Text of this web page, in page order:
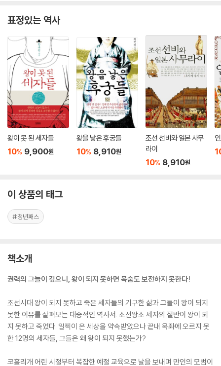
표정있는 역사
왕이 못 된 세자들
10% 9,900원
왕을 낳은 후궁들
10% 8,910원
조선 선비와 일본 사무
라이
10% 8,910원
이 상품의 태그
#청년패스
책소개
권력의 그늘이 깊으니, 왕이 되지 못하면 목숨도 보전하지 못한다!
조선시대 왕이 되지 못하고 죽은 세자들의 기구한 삶과 그들이 왕이 되지
못한 이유를 살펴보는 대중적인 역사서. 조선왕조 세자의 절반이 왕이 되
지 못하고 죽었다. 일찍이 온 세상을 약속받았으나 끝내 옥좌에 오르지 못
한 12명의 세자들, 그들은 왜 왕이 되지 못했는가?
코흘리개 어린 시절부터 복잡한 예절 교육으로 날을 보내며 만인의 모범이